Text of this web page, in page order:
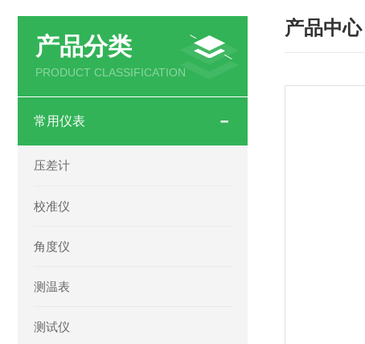
产品分类
PRODUCT CLASSIFICATION
常用仪表
压差计
校准仪
角度仪
测温表
测试仪
产品中心